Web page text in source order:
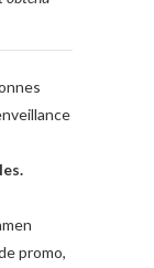
promo,